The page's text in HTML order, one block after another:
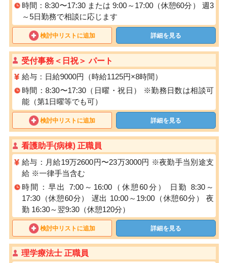
時間：8:30〜17:30 または 9:00～17:00（休憩60分） 週3
～5日勤務で相談に応じます
検討中リストに追加 詳細を見る
受付事務＜日祝＞ パート
給与：日給9000円（時給1125円×8時間）
時間：8:30〜17:30（日曜・祝日） ※勤務⽇数は相談可
能（第1⽇曜等でも可）
検討中リストに追加 詳細を見る
看護助手(病棟) 正職員
給与：月給19万2600円〜23万3000円 ※夜勤手当別途支
給 ※一律手当含む
時間：早出 7:00～16:00（休憩60分） 日勤 8:30～
17:30（休憩60分） 遅出 10:00～19:00（休憩60分） 夜
勤 16:30～翌9:30（休憩120分）
検討中リストに追加 詳細を見る
理学療法士 正職員